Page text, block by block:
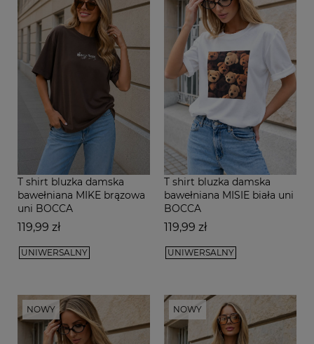
T shirt bluzka damska
bawełniana MIKE brązowa
uni BOCCA
Cena
119,99 zł
UNIWERSALNY
T shirt bluzka damska
bawełniana MISIE biała uni
BOCCA
Cena
119,99 zł
UNIWERSALNY
NOWY NOWY